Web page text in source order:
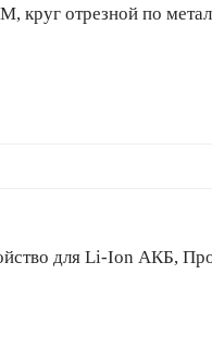
круг отрезной по
для Li-Ion АКБ,